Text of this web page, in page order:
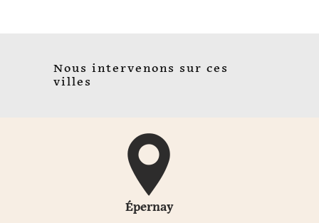
Nous intervenons sur ces
villes
Épernay